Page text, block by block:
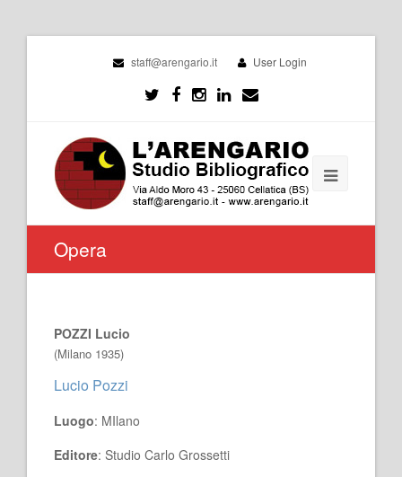
staff@arengario.it User Login
Opera
POZZI Lucio
(Milano 1935)
Lucio Pozzi
Luogo: MIlano
Editore: Studio Carlo Grossetti